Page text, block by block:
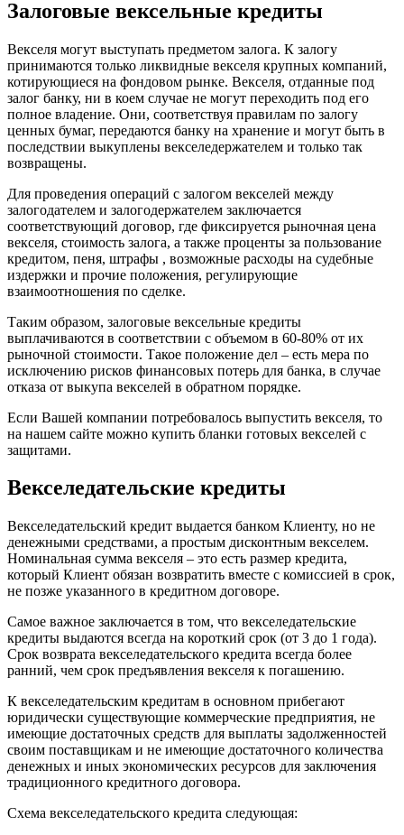
Залоговые вексельные кредиты
Векселя могут выступать предметом залога. К залогу
принимаются только ликвидные векселя крупных компаний,
котирующиеся на фондовом рынке. Векселя, отданные под
залог банку, ни в коем случае не могут переходить под его
полное владение. Они, соответствуя правилам по залогу
ценных бумаг, передаются банку на хранение и могут быть в
последствии выкуплены векселедержателем и только так
возвращены.
Для проведения операций с залогом векселей между
залогодателем и залогодержателем заключается
соответствующий договор, где фиксируется рыночная цена
векселя, стоимость залога, а также проценты за пользование
кредитом, пеня, штрафы , возможные расходы на судебные
издержки и прочие положения, регулирующие
взаимоотношения по сделке.
Таким образом, залоговые вексельные кредиты
выплачиваются в соответствии с объемом в 60-80% от их
рыночной стоимости. Такое положение дел – есть мера по
исключению рисков финансовых потерь для банка, в случае
отказа от выкупа векселей в обратном порядке.
Если Вашей компании потребовалось выпустить векселя, то
на нашем сайте можно купить бланки готовых векселей с
защитами.
Векселедательские кредиты
Векселедательский кредит выдается банком Клиенту, но не
денежными средствами, а простым дисконтным векселем.
Номинальная сумма векселя – это есть размер кредита,
который Клиент обязан возвратить вместе с комиссией в срок,
не позже указанного в кредитном договоре.
Самое важное заключается в том, что векселедательские
кредиты выдаются всегда на короткий срок (от 3 до 1 года).
Срок возврата векселедательского кредита всегда более
ранний, чем срок предъявления векселя к погашению.
К векселедательским кредитам в основном прибегают
юридически существующие коммерческие предприятия, не
имеющие достаточных средств для выплаты задолженностей
своим поставщикам и не имеющие достаточного количества
денежных и иных экономических ресурсов для заключения
традиционного кредитного договора.
Схема векселедательского кредита следующая: